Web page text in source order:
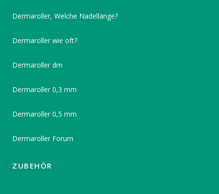
Dermaroller, Welche Nadellänge?
Dermaroller wie oft?
Dermaroller dm
Dermaroller 0,3 mm
Dermaroller 0,5 mm
Dermaroller Forum
ZUBEHÖR